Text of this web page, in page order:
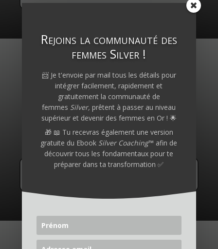

Vie sociale
Rejoins la communauté des
femmes Silver !
📨 Je t'envoie par mail tous les détails pour
intégrer facilement, rapidement et
gratuitement la communauté de
femmes Silver,prêtent à passer au niveau
supérieur et devenir des femmes en Or! 🌟
🎁 📖 Tu recevras également une version
gratuite du Ebook Silver Coaching™ afin de
découvrir tous les fondamentaux pour te
préparer dans ta transformation ✅